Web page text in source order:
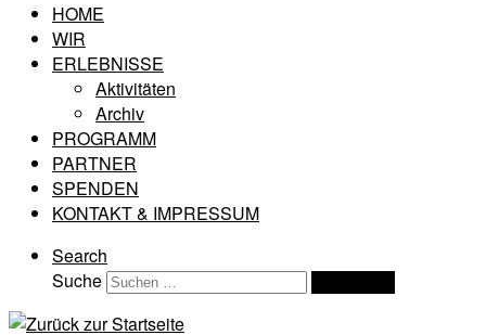
HOME
WIR
ERLEBNISSE
Aktivitäten
Archiv
PROGRAMM
PARTNER
SPENDEN
KONTAKT & IMPRESSUM
Search
Suche